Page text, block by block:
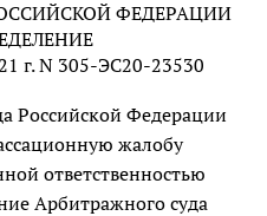
ФЕДЕРАЦИИ
г. N 305-ЭС20-23530
Российской Федерации
жалобу
ответственностью
Арбитражного суда